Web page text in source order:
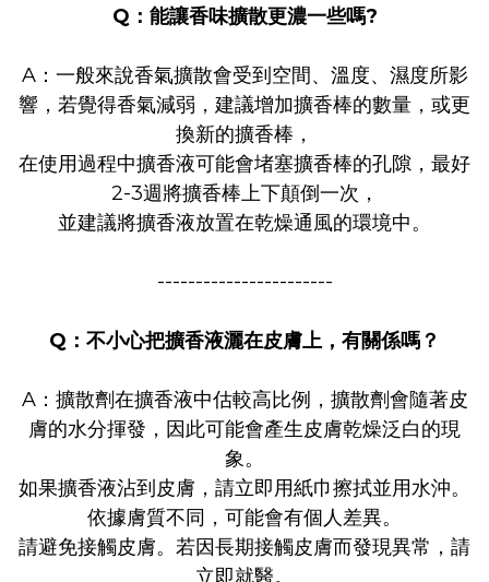
Q：能讓香味擴散更濃一些嗎?
A：一般來說香氣擴散會受到空間、溫度、濕度所影
響，若覺得香氣減弱， 建議增加擴香棒的數量，或更
換新的擴香棒，
在使用過程中擴香液可能會堵塞擴香棒的孔隙，最好
2-3週將擴香棒上下顛倒一次，
並建議將擴香液放置在乾燥通風的環境中。
-----------------------
Q：不小心把擴香液灑在皮膚上，有關係嗎？
A：擴散劑在擴香液中估較高比例，擴散劑會隨著皮
膚的水分揮發， 因此可能會產生皮膚乾燥泛白的現
象。
如果擴香液沾到皮膚， 請立即用紙巾擦拭並用水沖。
依據膚質不同，可能會有個人差異。
請避免接觸皮膚。若因長期接觸皮膚而發現異常，請
立即就醫。